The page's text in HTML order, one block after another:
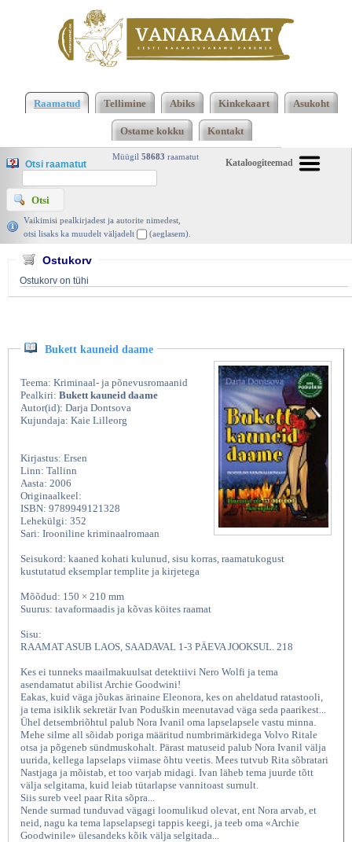
kauneid daame, Darja Dontsova, Ersen 2006 |
vanaraamat. ee
Raamatud Tellimine Abiks Kinkekaart Asukoht
Ostame kokku Kontakt
Kataloogiteemad
Müügil 58683 raamatut
Otsi raamatut
Vaikimisi pealkirjadest ja autorite nimedest,
otsi lisaks ka muudelt väljadelt
(aeglasem).
Ostukorv
Ostukorv on tühi
Bukett kauneid daame
Teema: Kriminaal- ja põnevusromaanid
Pealkiri: Bukett kauneid daame
Autor(id): Darja Dontsova
Kujundaja: Kaie Lilleorg
Kirjastus: Ersen
Linn: Tallinn
Aasta: 2006
Originaalkeel:
ISBN: 9789949121328
Lehekülgi: 352
Sari: Irooniline kriminaalromaan
Seisukord: kaaned kohati kulunud, sisu korras, raamatukogust
kustutatud eksemplar templite ja kirjetega
Mõõdud: 150 × 210 mm
Suurus: tavaformaadis ja kõvas köites raamat
Sisu:
RAAMAT ASUB LAOS, SAADAVAL 1-3 PÄEVA JOOKSUL. 218
Kes ei tunneks maailmakuulsat detektiivi Nero Wolfi ja tema
asendamatut abilist Archie Goodwini!
Eakas, kuid väga jõukas ärinaine Eleonora, kes on aheldatud ratastooli,
ja tema isiklik sekretär Ivan Poduškin meenutavad väga seda paarikest...
Ühel detsembriõhtul palub Nora Ivanil oma lapselapsele vastu minna.
Mehe silme all sõidab poriga määritud numbrimärkidega Volvo Ritale
otsa ja põgeneb sündmuskohalt. Pärast matuseid palub Nora Ivanil välja
uurida, kellega lapselaps viimase õhtu veetis. Mees tutvub Rita sõbratari
Nastjaga ja mõistab, et too varjab midagi. Ivan läheb tema juurde tõtt
välja selgitama, kuid leiab tütarlapse vannitoast surnult.
Siis sureb veel paar Rita sõpra...
Nende surmad tunduvad vägagi loomulikud olevat, ent Nora arvab, et
neid, nagu ka tema lapselapsegi tappis keegi, ja teeb oma «Archie
Goodwinile» ülesandeks kõik välja selgitada...